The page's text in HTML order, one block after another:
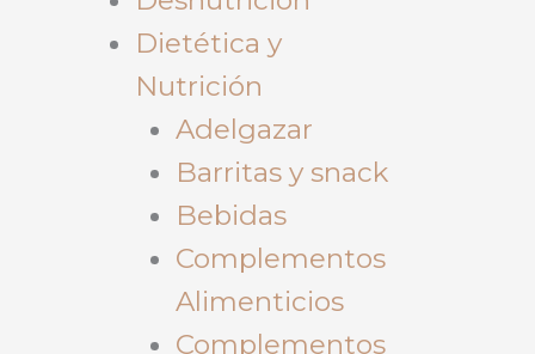
Dietética y
Nutrición
Adelgazar
Barritas y snack
Bebidas
Complementos
Alimenticios
Complementos